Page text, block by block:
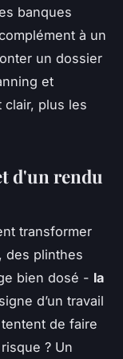
banques
à un
un dossier
et
clair, plus les
d'un rendu
transformer
des plinthes
bien dosé - la
d’un travail
de faire
? Un